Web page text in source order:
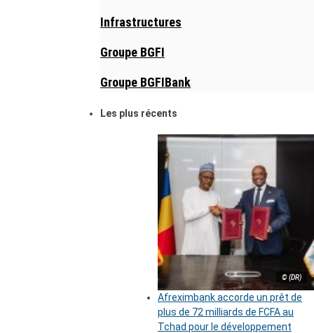
Infrastructures
Groupe BGFI
Groupe BGFIBank
Les plus récents
© (DR)
Afreximbank accorde un prêt de
plus de 72 milliards de FCFA au
Tchad pour le développement